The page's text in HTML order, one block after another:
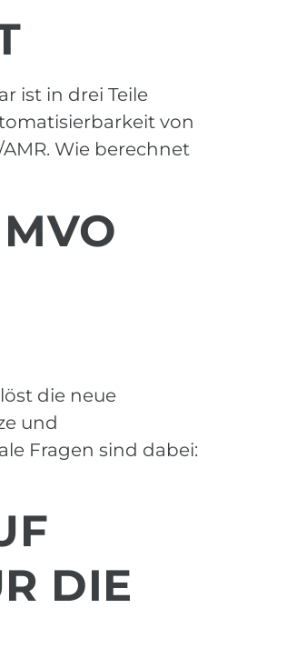
ist in drei Teile
von
Wie berechnet
die neue
und
Fragen sind dabei:
DIE